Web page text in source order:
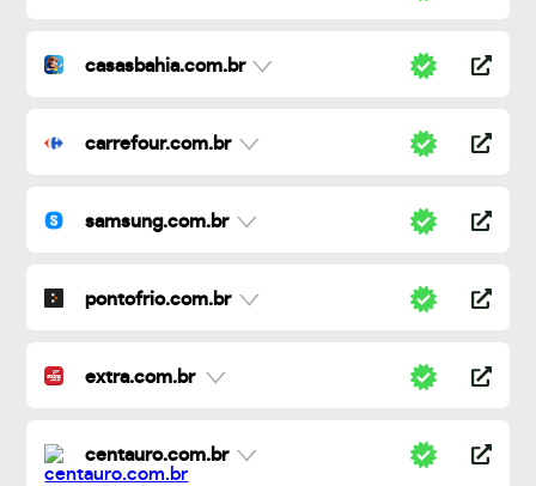
casasbahia.com.br
carrefour.com.br
samsung.com.br
pontofrio.com.br
extra.com.br
centauro.com.br